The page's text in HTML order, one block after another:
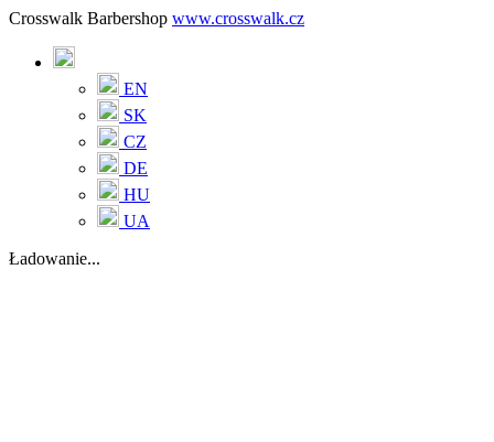
Crosswalk Barbershop www.crosswalk.cz
EN
SK
CZ
DE
HU
UA
Ładowanie...